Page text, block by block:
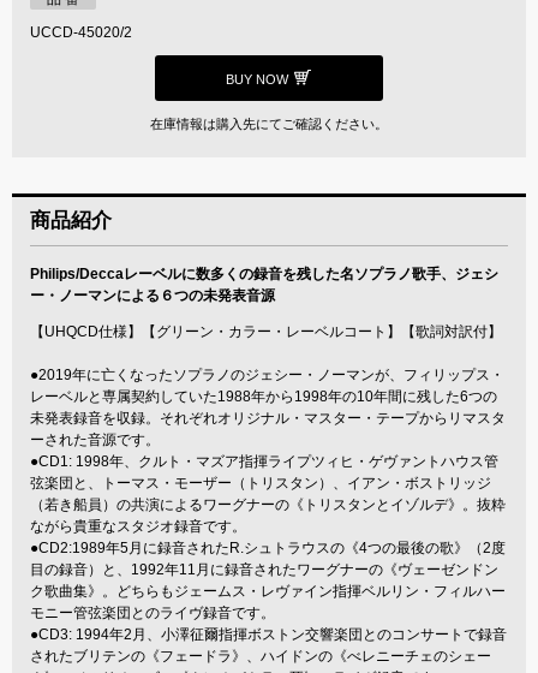
UCCD-45020/2
BUY NOW
在庫情報は購入先にてご確認ください。
商品紹介
Philips/Deccaレーベルに数多くの録音を残した名ソプラノ歌手、ジェシ
ー・ノーマンによる６つの未発表音源
【UHQCD仕様】【グリーン・カラー・レーベルコート】【歌詞対訳付】
●2019年に亡くなったソプラノのジェシー・ノーマンが、フィリップス・
レーベルと専属契約していた1988年から1998年の10年間に残した6つの
未発表録音を収録。それぞれオリジナル・マスター・テープからリマスタ
ーされた音源です。
●CD1: 1998年、クルト・マズア指揮ライプツィヒ・ゲヴァントハウス管
弦楽団と、トーマス・モーザー（トリスタン）、イアン・ボストリッジ
（若き船員）の共演によるワーグナーの《トリスタンとイゾルデ》。抜粋
ながら貴重なスタジオ録音です。
●CD2:1989年5月に録音されたR.シュトラウスの《4つの最後の歌》（2度
目の録音）と、1992年11月に録音されたワーグナーの《ヴェーゼンドン
ク歌曲集》。どちらもジェームス・レヴァイン指揮ベルリン・フィルハー
モニー管弦楽団とのライヴ録音です。
●CD3: 1994年2月、小澤征爾指揮ボストン交響楽団とのコンサートで録音
されたブリテンの《フェードラ》、ハイドンの《べレニーチェのシェー